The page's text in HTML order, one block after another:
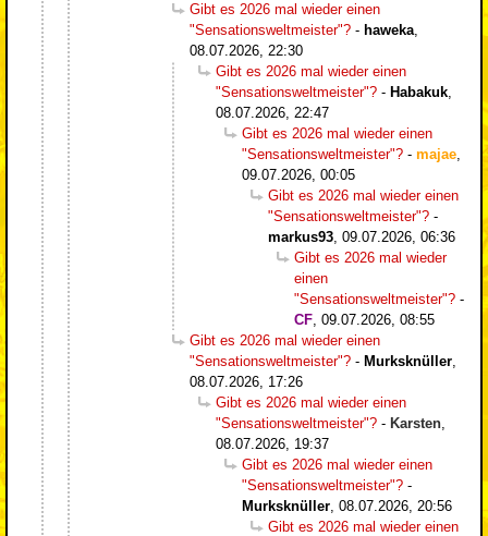
Gibt es 2026 mal wieder einen
"Sensationsweltmeister"? - haweka
08.07.2026, 22:30
Gibt es 2026 mal wieder einen
"Sensationsweltmeister"? - Habakuk
08.07.2026, 22:47
Gibt es 2026 mal wieder einen
"Sensationsweltmeister"? - majae
09.07.2026, 00:05
Gibt es 2026 mal wieder einen
"Sensationsweltmeister"? -
markus93 09.07.2026, 06:36
Gibt es 2026 mal wieder
einen
"Sensationsweltmeister"? -
CF 09.07.2026, 08:55
Gibt es 2026 mal wieder einen
"Sensationsweltmeister"? - Murksknüller
08.07.2026, 17:26
Gibt es 2026 mal wieder einen
"Sensationsweltmeister"? - Karsten
08.07.2026, 19:37
Gibt es 2026 mal wieder einen
"Sensationsweltmeister"? -
Murksknüller 08.07.2026, 20:56
Gibt es 2026 mal wieder einen